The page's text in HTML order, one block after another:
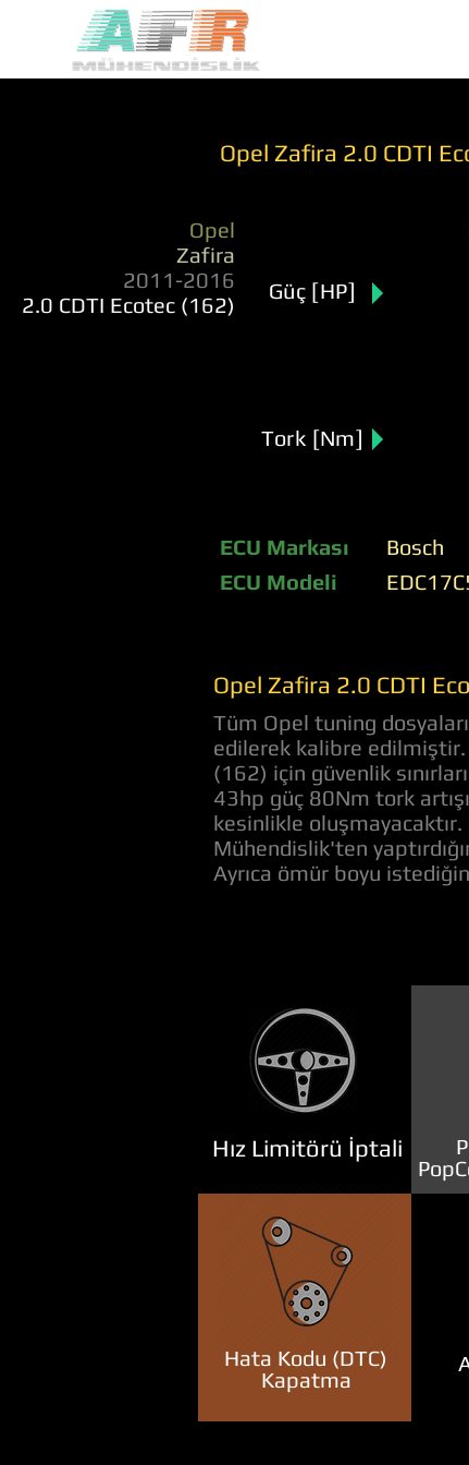
Opel Zafira 2.0 CDTI
Opel
Zafira
2011-2016
2.0 CDTI Ecotec (162)
Güç [HP]
Tork [Nm]
ECU Markası
ECU Modeli
Bosch
Opel Zafira 2.0 CDTI
Tüm Opel tuning
edilerek kalibre
(162) için güvenlik
43hp güç 80Nm tork
kesinlikle oluşmayacaktır.
Mühendislik'ten
Ayrıca ömür boyu
Hız Limitörü İptali
Hata Kodu (DTC)
Kapatma